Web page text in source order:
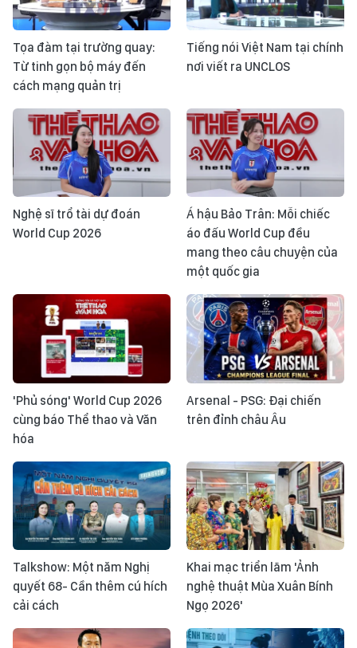
Tọa đàm tại trường quay:
Từ tinh gọn bộ máy đến
cách mạng quản trị
Tiếng nói Việt Nam tại chính
nơi viết ra UNCLOS
Nghệ sĩ trổ tài dự đoán
World Cup 2026
Á hậu Bảo Trân: Mỗi chiếc
áo đấu World Cup đều
mang theo câu chuyện của
một quốc gia
'Phủ sóng' World Cup 2026
cùng báo Thể thao và Văn
hóa
Arsenal - PSG: Đại chiến
trên đỉnh châu Âu
Talkshow: Một năm Nghị
quyết 68- Cần thêm cú hích
cải cách
Khai mạc triển lãm 'Ảnh
nghệ thuật Mùa Xuân Bính
Ngọ 2026'